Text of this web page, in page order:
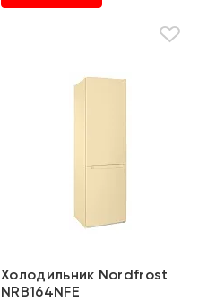
Холодильник Nordfrost
NRB164NFE